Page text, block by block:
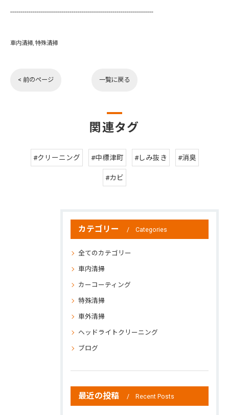
----------------------------------------------------------------------
車内清掃 特殊清掃
< 前のページ 一覧に戻る
関連タグ
#クリーニング #中標津町 #しみ抜き #消臭
#カビ
カテゴリー Categories
全てのカテゴリー
車内清掃
カーコーティング
特殊清掃
車外清掃
ヘッドライトクリーニング
ブログ
最近の投稿 Recent Posts